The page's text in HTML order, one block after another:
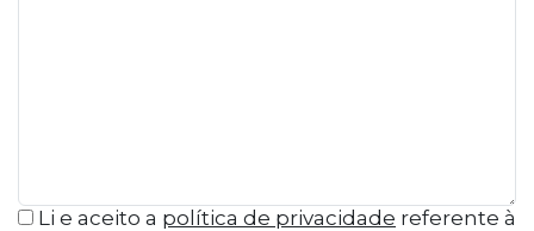
Li e aceito a política de privacidade referente à